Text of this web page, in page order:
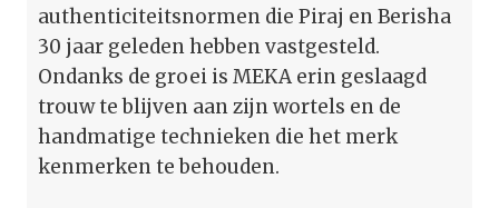
authenticiteitsnormen die Piraj en Berisha
30 jaar geleden hebben vastgesteld.
Ondanks de groei is MEKA erin geslaagd
trouw te blijven aan zijn wortels en de
handmatige technieken die het merk
kenmerken te behouden.